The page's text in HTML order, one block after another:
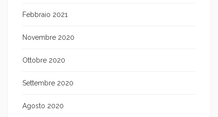
Febbraio 2021
Novembre 2020
Ottobre 2020
Settembre 2020
Agosto 2020